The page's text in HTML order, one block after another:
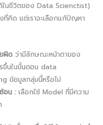
ในชีวิตของ Data Scienctist)
ที่คิด แต่เราจะเลือกแก้ปัญหา
ผิด ว่ามีลักษณะหน้าตาของ
ขึ้นในขั้นตอน data
ข้อมูลกลุ่มนี้หรือไม่
อน : เลือกใช้ Model ที่มีความ